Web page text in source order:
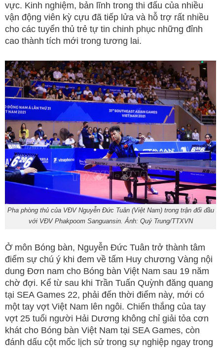
vực. Kinh nghiệm, bản lĩnh trong thi đấu của nhiều
vận động viên kỳ cựu đã tiếp lửa và hỗ trợ rất nhiều
cho các tuyển thủ trẻ tự tin chinh phục những đỉnh
cao thành tích mới trong tương lai.
Pha phòng thủ của VĐV Nguyễn Đức Tuân (Việt Nam) trong trận đối đầu
với VĐV Phakpoom Sanguansin. Ảnh: Quý Trung/TTXVN
Ở môn Bóng bàn, Nguyễn Đức Tuân trở thành tâm
điểm sự chú ý khi đem về tấm Huy chương Vàng nội
dung Đơn nam cho Bóng bàn Việt Nam sau 19 năm
chờ đợi. Kể từ sau khi Trần Tuấn Quỳnh đăng quang
tại SEA Games 22, phải đến thời điểm này, mới có
một tay vợt Việt Nam lên ngôi. Chiến thắng của tay
vợt 25 tuổi người Hải Dương không chỉ giải tỏa cơn
khát cho Bóng bàn Việt Nam tại SEA Games, còn
đánh dấu cột mốc lịch sử trong sự nghiệp ngay trong